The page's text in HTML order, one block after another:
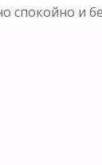
спокойно и
входе не